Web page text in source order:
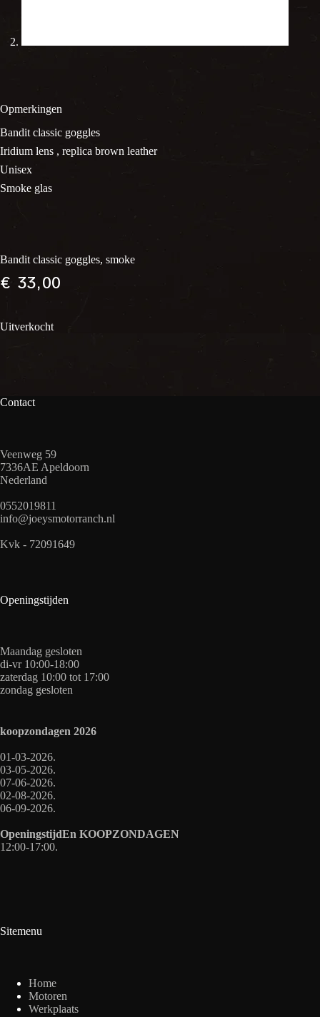
Opmerkingen
Bandit classic goggles
Iridium lens , replica brown leather
Unisex
Smoke glas
Bandit classic goggles, smoke
€33,00
Uitverkocht
Contact
Veenweg 59
7336AE Apeldoorn
Nederland
0552019811
info@joeysmotorranch.nl
Kvk - 72091649
Openingstijden
Maandag gesloten
di-vr 10:00-18:00
zaterdag 10:00 tot 17:00
zondag gesloten
koopzondagen 2026
01-03-2026.
03-05-2026.
07-06-2026.
02-08-2026.
06-09-2026.
OpeningstijdEn KOOPZONDAGEN
12:00-17:00.
Sitemenu
Home
Motoren
Werkplaats